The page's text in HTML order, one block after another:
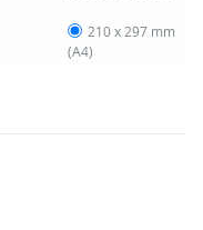
210 x 297 mm
(A4)